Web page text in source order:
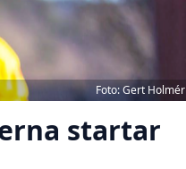
Foto: Gert Holmér
startar